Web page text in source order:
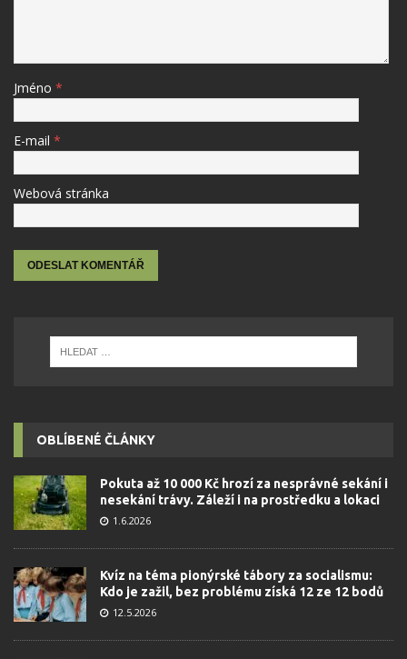
Jméno *
E-mail *
Webová stránka
OBLÍBENÉ ČLÁNKY
Pokuta až 10 000 Kč hrozí za nesprávné sekání i
nesekání trávy. Záleží i na prostředku a lokaci
1.6.2026
Kvíz na téma pionýrské tábory za socialismu:
Kdo je zažil, bez problému získá 12 ze 12 bodů
12.5.2026